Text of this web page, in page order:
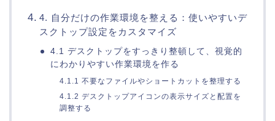
4. 自分だけの作業環境を整える：使いやすいデ
スクトップ設定をカスタマイズ
4.1 デスクトップをすっきり整頓して、視覚的
にわかりやすい作業環境を作る
4.1.1 不要なファイルやショートカットを整理する
4.1.2 デスクトップアイコンの表示サイズと配置を
調整する